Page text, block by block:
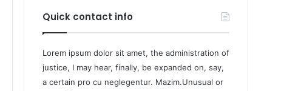
Quick contact info
Lorem ipsum dolor sit amet, the administration of
justice, I may hear, finally, be expanded on, say,
a certain pro cu neglegentur. Mazim.Unusual or